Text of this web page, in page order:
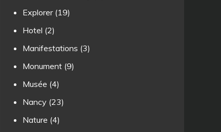
Explorer(19)
Hotel (2)
Manifestations (3)
Monument (9)
Musée (4)
Nancy (23)
Nature (4)